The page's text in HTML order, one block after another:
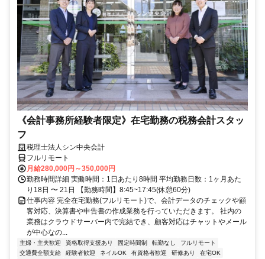
《会計事務所経験者限定》在宅勤務の税務会計スタッ
フ
税理士法人シン中央会計
フルリモート
月給280,000円～350,000円
勤務時間詳細 実働時間：1日あたり8時間 平均勤務日数：1ヶ月あた
り18日 〜 21日 【勤務時間】8:45~17:45(休憩60分)
仕事内容 完全在宅勤務(フルリモート)で、会計データのチェックや顧
客対応、決算書や申告書の作成業務を行っていただきます。 社内の
業務はクラウドサーバー内で完結でき、顧客対応はチャットやメール
が中心なの...
主婦・主夫歓迎 資格取得支援あり 固定時間制 転勤なし
フルリモート
交通費全額支給
経験者歓迎 ネイルOK 有資格者歓迎 研修あり
在宅OK